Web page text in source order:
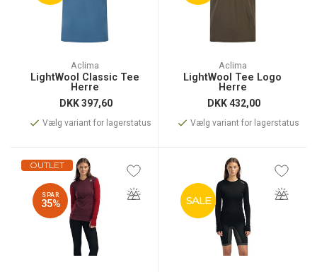
Aclima
LightWool Classic Tee
Herre
DKK397,60
Vælg variant for lagerstatus
Aclima
LightWool Tee Logo
Herre
DKK432,00
Vælg variant for lagerstatus
OUTLET
SPAR
35% SALE